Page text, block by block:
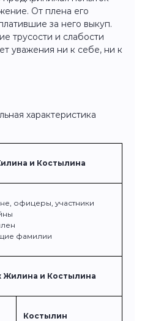
От плена его
за него выкуп.
трусости и слабости
уважения ни к себе, ни к
характеристика
и Костылина
офицеры, участники
фамилии
Жилина и Костылина
Костылин